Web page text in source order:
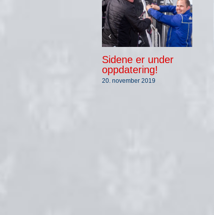
Sidene er under
oppdatering!
20. november 2019